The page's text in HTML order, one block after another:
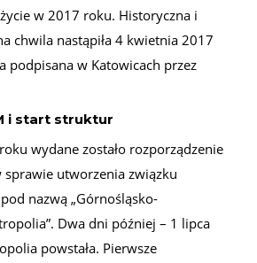
w 2017 roku. Historyczna i
chwila nastąpiła 4 kwietnia 2017
podpisana w Katowicach przez
i start struktur
wydane zostało rozporządzenie
utworzenia związku
nazwą „Górnośląsko-
Dwa dni później – 1 lipca
powstała. Pierwsze